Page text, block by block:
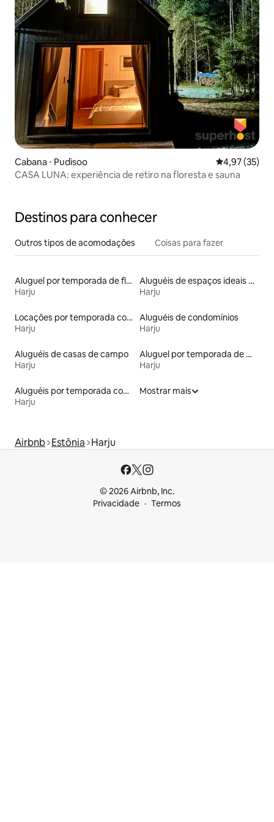
Cabana ⋅ Pudisoo 4,97 de uma
4,97 (35)
CASA LUNA: experiência de retiro na floresta e sauna
Destinos para conhecer
Outros tipos de acomodações Coisas para fazer
Aluguel por temporada de flats
Harju
Aluguéis de espaços ideais para famílias
Harju
Locações por temporada com piscina
Harju
Aluguéis de condomínios
Harju
Aluguéis de casas de campo
Harju
Aluguel por temporada de microcasas
Harju
Aluguéis por temporada com acesso ao lago
Harju
Mostrar mais
Airbnb Estônia Harju
© 2026 Airbnb, Inc.
Privacidade
Termos